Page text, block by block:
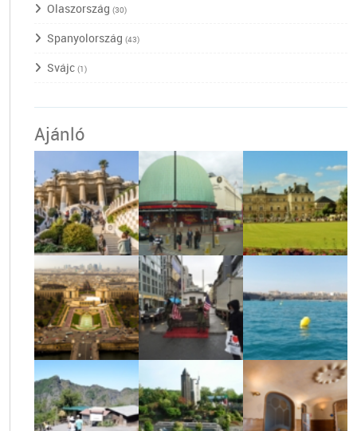
Olaszország (30)
Spanyolország (43)
Svájc (1)
Ajánló